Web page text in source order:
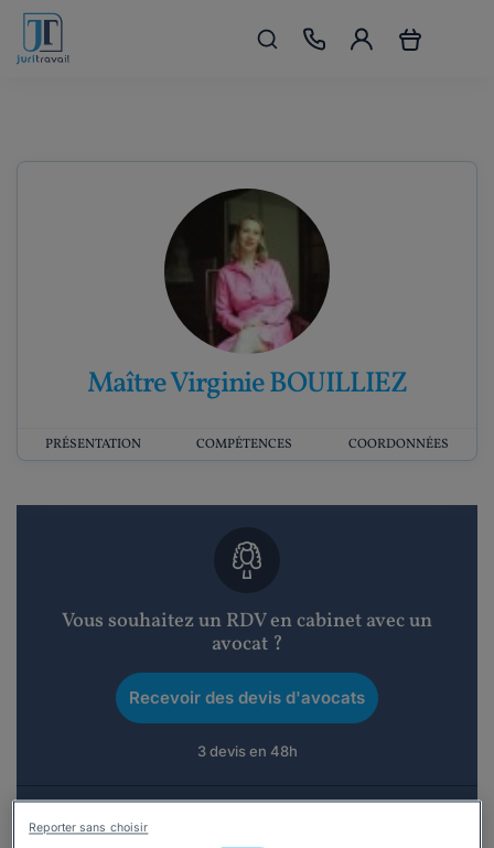
Maître Virginie BOUILLIEZ
PRÉSENTATION COMPÉTENCES COORDONNÉES
Vous souhaitez un RDV en cabinet avec un
avocat ?
Recevoir des devis d'avocats
3 devis en 48h
Reporter sans choisir